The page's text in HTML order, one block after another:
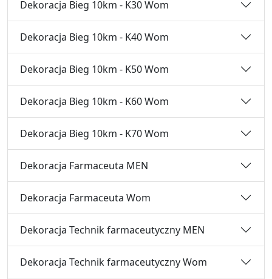
Dekoracja Bieg 10km - K30 Wom
Dekoracja Bieg 10km - K40 Wom
Dekoracja Bieg 10km - K50 Wom
Dekoracja Bieg 10km - K60 Wom
Dekoracja Bieg 10km - K70 Wom
Dekoracja Farmaceuta MEN
Dekoracja Farmaceuta Wom
Dekoracja Technik farmaceutyczny MEN
Dekoracja Technik farmaceutyczny Wom